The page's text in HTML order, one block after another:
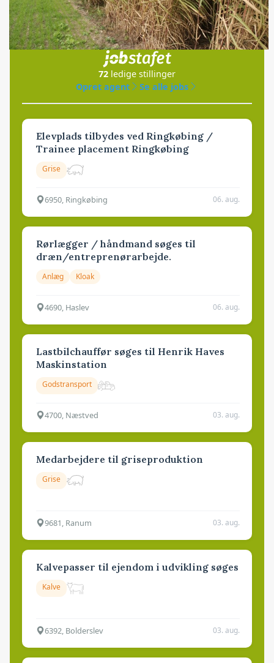
Jobs
i samarbejde med
72 ledige stillinger
Opret agent
Se alle jobs
Elevplads tilbydes ved Ringkøbing /
Trainee placement Ringkøbing
Grise
6950, Ringkøbing 06. aug.
Rørlægger / håndmand søges til
dræn/entreprenørarbejde.
Anlæg Kloak
4690, Haslev 06. aug.
Lastbilchauffør søges til Henrik Haves
Maskinstation
Godstransport
4700, Næstved 03. aug.
Medarbejdere til griseproduktion
Grise
9681, Ranum 03. aug.
Kalvepasser til ejendom i udvikling søges
Kalve
6392, Bolderslev 03. aug.